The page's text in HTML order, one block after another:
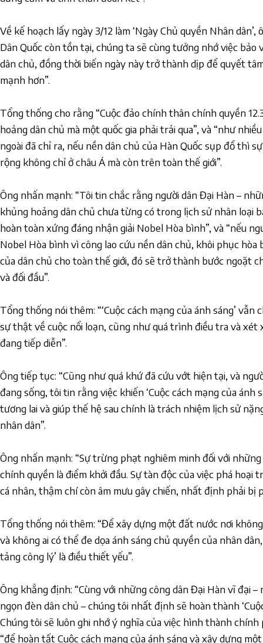
Về kế hoạch lấy ngày 3/12 làm ‘Ngày Chủ quyền Nhân dân’,
Dân Quốc còn tồn tại, chúng ta sẽ cùng tưởng nhớ việc
dân chủ, đồng thời biến ngày này trở thành dịp để quyết
mạnh hơn”.
Tổng thống cho rằng “Cuộc đảo chính thân chính quyền
hoảng dân chủ mà một quốc gia phải trải qua”, và “như
ngoài đã chỉ ra, nếu nền dân chủ của Hàn Quốc sụp đổ thì
rộng không chỉ ở châu Á mà còn trên toàn thế giới”.
Ông nhấn mạnh: “Tôi tin chắc rằng người dân Đại Hàn –
khủng hoảng dân chủ chưa từng có trong lịch sử nhân loại
hoàn toàn xứng đáng nhận giải Nobel Hòa bình”, và “nếu
Nobel Hòa bình vì công lao cứu nền dân chủ, khôi phục
của dân chủ cho toàn thế giới, đó sẽ trở thành bước ngoặt
và đối đầu”.
Tổng thống nói thêm: “‘Cuộc cách mạng của ánh sáng’ vẫn
sự thật về cuộc nổi loạn, cũng như quá trình điều tra và xét
đang tiếp diễn”.
Ông tiếp tục: “Cũng như quá khứ đã cứu vớt hiện tại, và
đang sống, tôi tin rằng việc khiến ‘Cuộc cách mạng của ánh
tương lai và giúp thế hệ sau chính là trách nhiệm lịch sử
nhân dân”.
Ông nhấn mạnh: “Sự trừng phạt nghiêm minh đối với
chính quyền là điểm khởi đầu. Sự tàn độc của việc phá
cá nhân, thậm chí còn âm mưu gây chiến, nhất định phải bị
Tổng thống nói thêm: “Để xây dựng một đất nước nơi
và không ai có thể đe dọa ánh sáng chủ quyền của nhân
tảng công lý’ là điều thiết yếu”.
Ông khẳng định: “Cùng với những công dân Đại Hàn vĩ đại
ngọn đèn dân chủ – chúng tôi nhất định sẽ hoàn thành
Chúng tôi sẽ luôn ghi nhớ ý nghĩa của việc hình thành chính
“để hoàn tất Cuộc cách mạng của ánh sáng và xây dựng